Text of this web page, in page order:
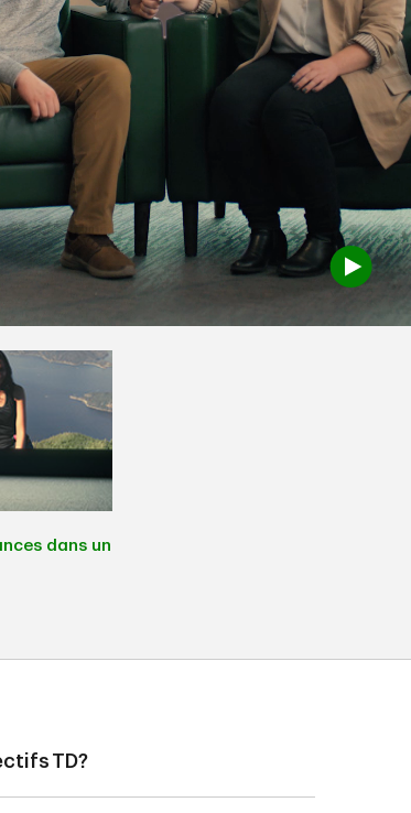
dans un
TD?
à définir